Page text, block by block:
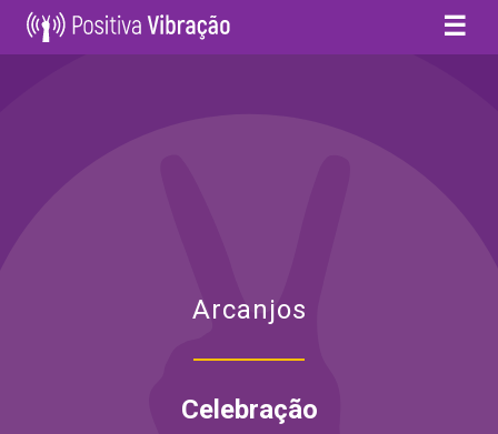
☰
Arcanjos
Celebração